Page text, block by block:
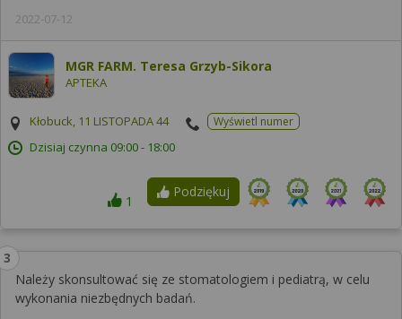
2022-07-12
MGR FARM. Teresa Grzyb-Sikora
APTEKA
Kłobuck, 11 LISTOPADA 44 Wyświetl numer
Dzisiaj czynna 09:00 - 18:00
Podziękuj
1
Należy skonsultować się ze stomatologiem i pediatrą, w celu
wykonania niezbędnych badań.